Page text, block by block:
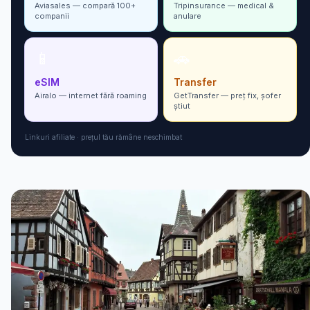
Aviasales — compară 100+
companii
Tripinsurance — medical &
anulare
eSIM
Airalo — internet fără roaming
Transfer
GetTransfer — preț fix, șofer
ști­ut
Linkuri afiliate · prețul tău rămâne neschimbat